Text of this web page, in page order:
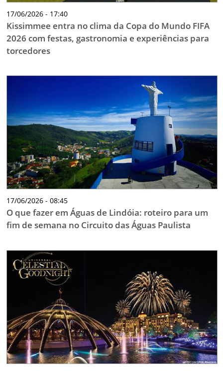
17/06/2026 - 17:40
Kissimmee entra no clima da Copa do Mundo FIFA
2026 com festas, gastronomia e experiências para
torcedores
17/06/2026 - 08:45
O que fazer em Águas de Lindóia: roteiro para um
fim de semana no Circuito das Águas Paulista